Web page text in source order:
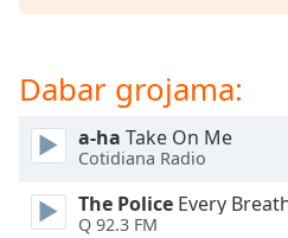
Escape
cancel
and
close
Dabar grojama:
a-ha Take On Me
Cotidiana Radio
The Police Every
Q 92.3 FM